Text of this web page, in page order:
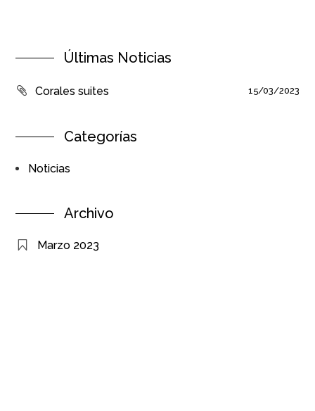
Últimas Noticias
Corales suites 15/03/2023
Categorías
Noticias
Archivo
Marzo 2023